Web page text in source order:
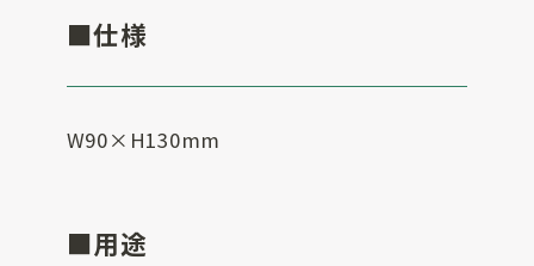
サイトマップ
プライバシーポリシー
■仕様
W90×H130mm
■用途